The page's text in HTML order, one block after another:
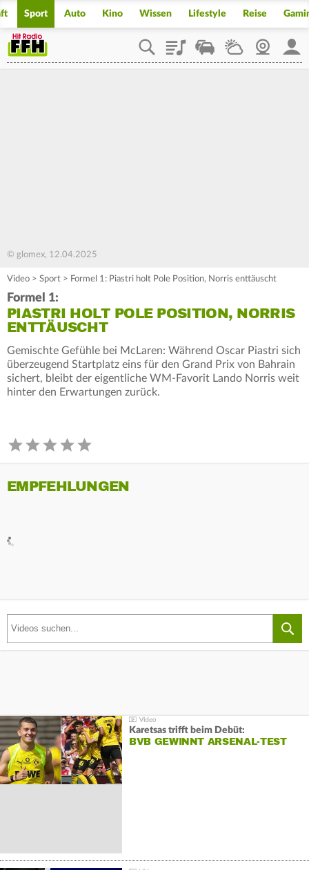
Sport Auto Kino Wissen Lifestyle Reise
PlaylistStaupilotWetterWebcam
© glomex, 12.04.2025
Video > Sport > Formel 1: Piastri holt Pole Position, Norris enttäuscht
Formel 1:
PIASTRI HOLT POLE POSITION, NORRIS
ENTTÄUSCHT
Gemischte Gefühle bei McLaren: Während Oscar Piastri sich
überzeugend Startplatz eins für den Grand Prix von Bahrain
sichert, bleibt der eigentliche WM-Favorit Lando Norris weit
hinter den Erwartungen zurück.
EMPFEHLUNGEN
Karetsas trifft beim Debüt:
BVB GEWINNT ARSENAL-TEST